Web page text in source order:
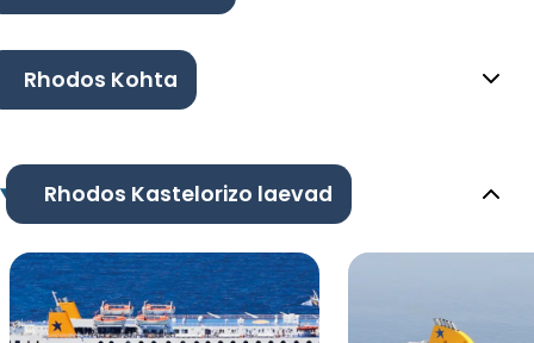
Rhodos Kohta
Rhodos Kastelorizo laevad